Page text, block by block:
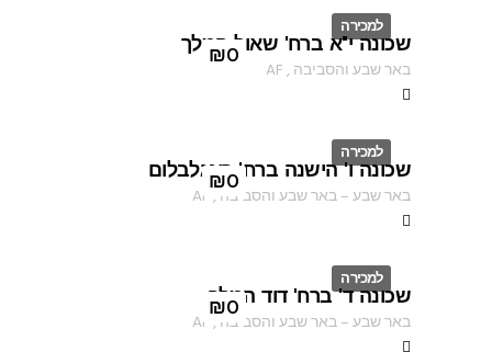
למכירה
ID
₪0
שכונה י"א ברח' שאול המלך
באר שבע והסביבה ,
AF
למכירה
ID
₪0
שכונה ו' הישנה ברח' רינגלבלום
באר שבע–באר שבע והסביבה ,
AF
למכירה
ID
₪0
שכונה ד' ברח' דוד המלך
באר שבע–באר שבע והסביבה ,
AF